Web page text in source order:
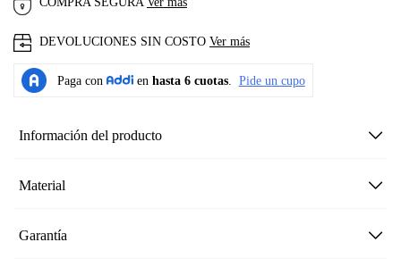
DEVOLUCIONES SIN COSTO Ver más
Información del producto
Material
Garantía